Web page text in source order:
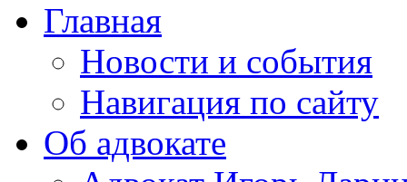
Главная
Новости и события
Навигация по сайту
Об адвокате